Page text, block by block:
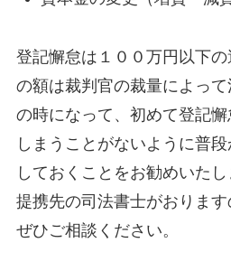
登記懈怠は１００万円以下
の額は裁判官の裁量によっ
の時になって、初めて登記
しまうことがないように普
しておくことをお勧めいた
提携先の司法書士がおりま
ぜひご相談ください。